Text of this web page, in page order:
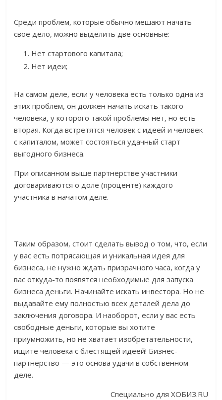
Среди проблем, которые обычно мешают начать
свое дело, можно выделить две основные:
Нет стартового капитала;
Нет идеи;
На самом деле, если у человека есть только одна из
этих проблем, он должен начать искать такого
человека, у которого такой проблемы нет, но есть
вторая. Когда встретятся человек с идеей и человек
с капиталом, может состояться удачный старт
выгодного бизнеса.
При описанном выше партнерстве участники
договариваются о доле (проценте) каждого
участника в начатом деле.
Таким образом, стоит сделать вывод о том, что, если
у вас есть потрясающая и уникальная идея для
бизнеса, не нужно ждать призрачного часа, когда у
вас откуда-то появятся необходимые для запуска
бизнеса деньги. Начинайте искать инвестора. Но не
выдавайте ему полностью всех деталей дела до
заключения договора. И наоборот, если у вас есть
свободные деньги, которые вы хотите
приумножить, но не хватает изобретательности,
ищите человека с блестящей идеей! Бизнес-
партнерство — это основа удачи в собственном
деле.
Специально для ХОБИЗ.RU